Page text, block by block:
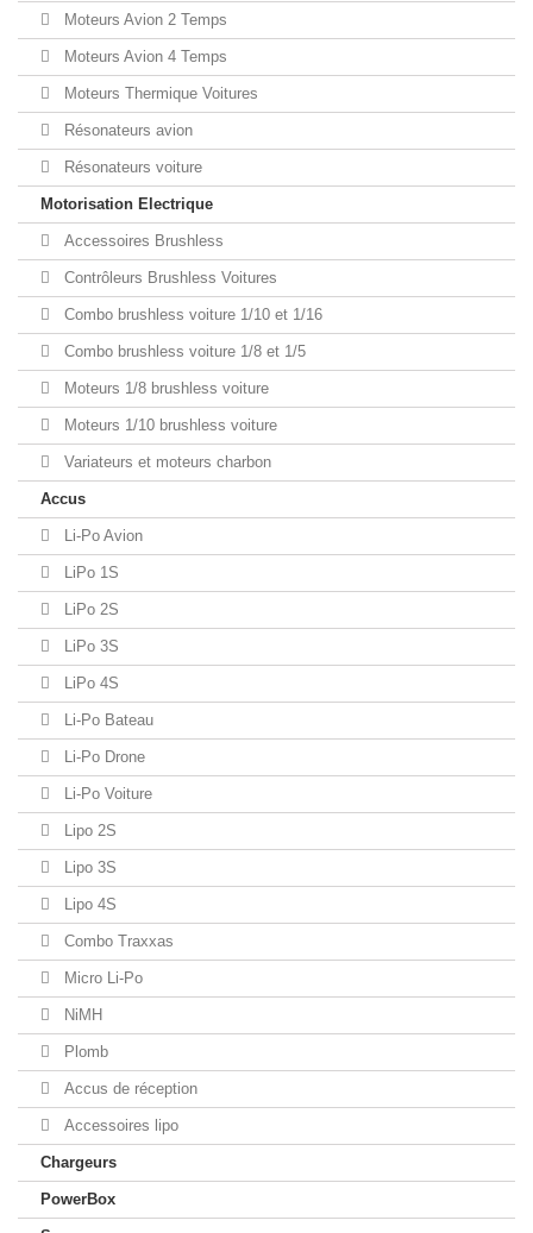
Moteurs Avion 2 Temps
Moteurs Avion 4 Temps
Moteurs Thermique Voitures
Résonateurs avion
Résonateurs voiture
Motorisation Electrique
Accessoires Brushless
Contrôleurs Brushless Voitures
Combo brushless voiture 1/10 et 1/16
Combo brushless voiture 1/8 et 1/5
Moteurs 1/8 brushless voiture
Moteurs 1/10 brushless voiture
Variateurs et moteurs charbon
Accus
Li-Po Avion
LiPo 1S
LiPo 2S
LiPo 3S
LiPo 4S
Li-Po Bateau
Li-Po Drone
Li-Po Voiture
Lipo 2S
Lipo 3S
Lipo 4S
Combo Traxxas
Micro Li-Po
NiMH
Plomb
Accus de réception
Accessoires lipo
Chargeurs
PowerBox